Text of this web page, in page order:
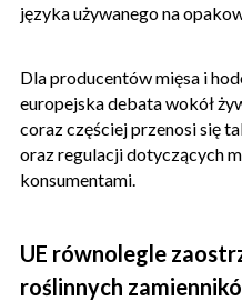
języka używanego na
Dla producentów mięsa i
europejska debata wokół
coraz częściej przenosi się
oraz regulacji dotyczących
konsumentami.
UE równolegle
roślinnych